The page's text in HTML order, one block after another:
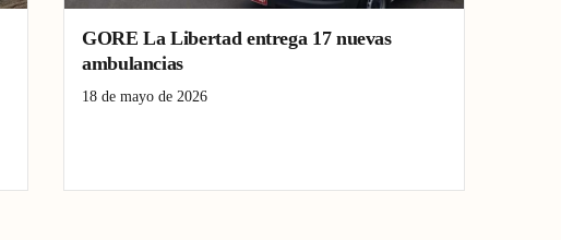
GORE La Libertad entrega 17 nuevas
ambulancias
18 de mayo de 2026